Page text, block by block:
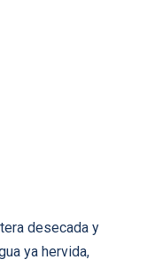
desecada y
ya hervida,